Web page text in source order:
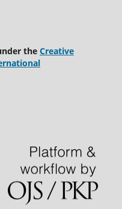
the Creative